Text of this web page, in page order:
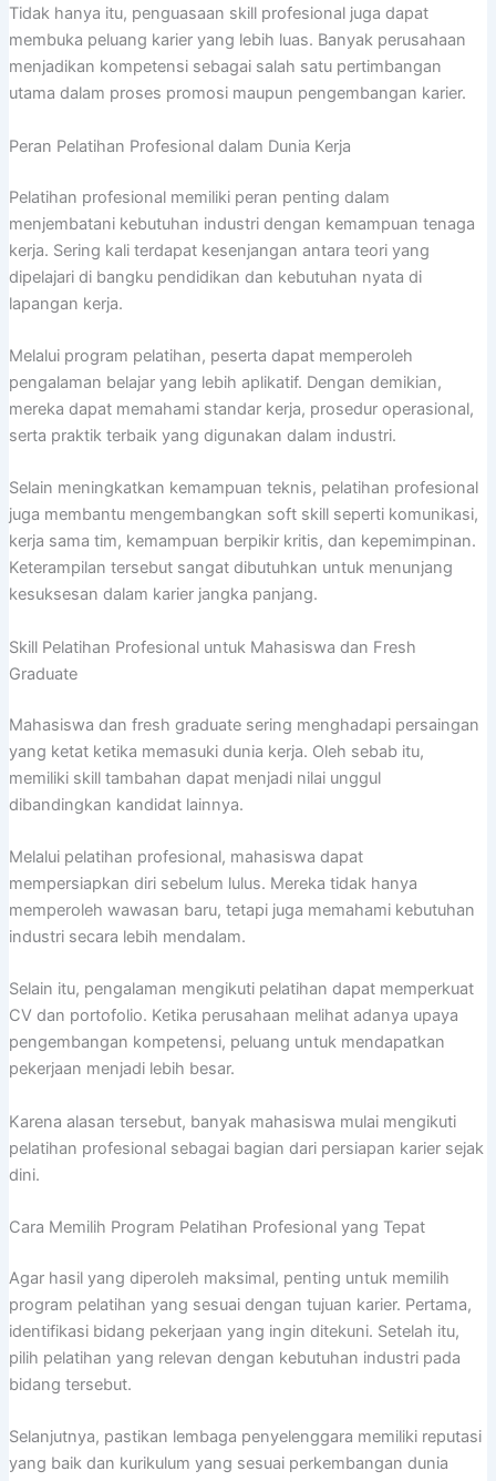
Tidak hanya itu, penguasaan skill profesional juga dapat
membuka peluang karier yang lebih luas. Banyak perusahaan
menjadikan kompetensi sebagai salah satu pertimbangan
utama dalam proses promosi maupun pengembangan karier.
Peran Pelatihan Profesional dalam Dunia Kerja
Pelatihan profesional memiliki peran penting dalam
menjembatani kebutuhan industri dengan kemampuan tenaga
kerja. Sering kali terdapat kesenjangan antara teori yang
dipelajari di bangku pendidikan dan kebutuhan nyata di
lapangan kerja.
Melalui program pelatihan, peserta dapat memperoleh
pengalaman belajar yang lebih aplikatif. Dengan demikian,
mereka dapat memahami standar kerja, prosedur operasional,
serta praktik terbaik yang digunakan dalam industri.
Selain meningkatkan kemampuan teknis, pelatihan profesional
juga membantu mengembangkan soft skill seperti komunikasi,
kerja sama tim, kemampuan berpikir kritis, dan kepemimpinan.
Keterampilan tersebut sangat dibutuhkan untuk menunjang
kesuksesan dalam karier jangka panjang.
Skill Pelatihan Profesional untuk Mahasiswa dan Fresh
Graduate
Mahasiswa dan fresh graduate sering menghadapi persaingan
yang ketat ketika memasuki dunia kerja. Oleh sebab itu,
memiliki skill tambahan dapat menjadi nilai unggul
dibandingkan kandidat lainnya.
Melalui pelatihan profesional, mahasiswa dapat
mempersiapkan diri sebelum lulus. Mereka tidak hanya
memperoleh wawasan baru, tetapi juga memahami kebutuhan
industri secara lebih mendalam.
Selain itu, pengalaman mengikuti pelatihan dapat memperkuat
CV dan portofolio. Ketika perusahaan melihat adanya upaya
pengembangan kompetensi, peluang untuk mendapatkan
pekerjaan menjadi lebih besar.
Karena alasan tersebut, banyak mahasiswa mulai mengikuti
pelatihan profesional sebagai bagian dari persiapan karier sejak
dini.
Cara Memilih Program Pelatihan Profesional yang Tepat
Agar hasil yang diperoleh maksimal, penting untuk memilih
program pelatihan yang sesuai dengan tujuan karier. Pertama,
identifikasi bidang pekerjaan yang ingin ditekuni. Setelah itu,
pilih pelatihan yang relevan dengan kebutuhan industri pada
bidang tersebut.
Selanjutnya, pastikan lembaga penyelenggara memiliki reputasi
yang baik dan kurikulum yang sesuai perkembangan dunia